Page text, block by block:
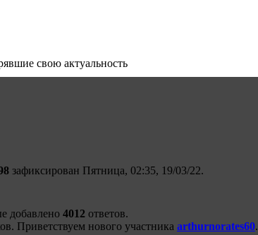
свою актуальность
зафиксирован Пятница, 02:35, 19/03/22.
добавлено 4012 ответов.
Приветствуем нового участника arthurnorates60.